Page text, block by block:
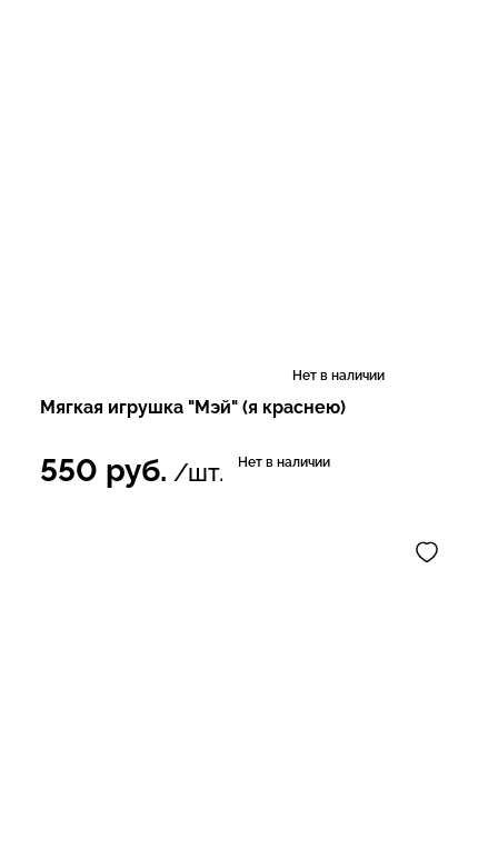
Нет в наличии
Мягкая игрушка "Мэй" (я краснею)
550 руб. /шт. Нет в наличии